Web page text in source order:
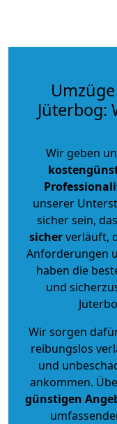
Jüterbog:
Wir geben
unserer
sicher sein,
sicherverläuft,
Anforderungen
haben die
und
Wir sorgen
reibungslos
und
ankommen.
günstigen